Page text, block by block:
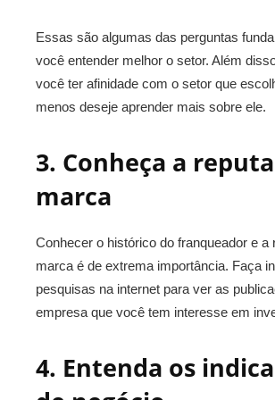
Essas são algumas das perguntas
você entender melhor o setor. Além
você ter afinidade com o setor que
menos deseje aprender mais sobre ele.
3. Conheça a
marca
Conhecer o histórico do franqueador e a
marca é de extrema importância. Faça
pesquisas na internet para ver as
empresa que você tem interesse em
4. Entenda os